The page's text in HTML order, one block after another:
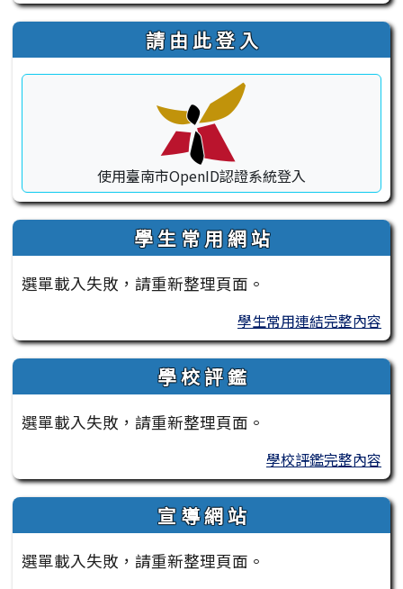
請 由 此 登 入
使用臺南市OpenID認證系統登入
學 生 常 用 網 站
選單載入失敗，請重新整理頁面。
學生常用連結完整內容
學 校 評 鑑
選單載入失敗，請重新整理頁面。
學校評鑑完整內容
宣 導 網 站
選單載入失敗，請重新整理頁面。